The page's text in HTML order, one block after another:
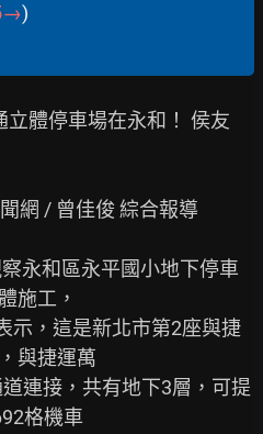
→)
體停車場在永和！ 侯友
網 / 曾佳俊 綜合報導
永和區永平國小地下停車
施工，
示，這是新北市第2座與捷
與捷運萬
連接，共有地下3層，可提
格機車